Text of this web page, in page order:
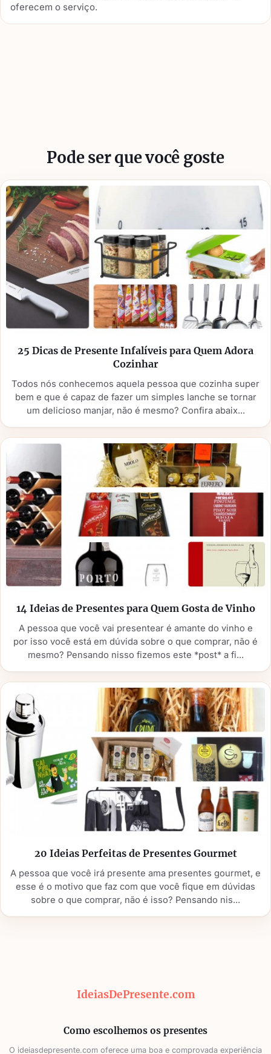
oferecem o serviço.
Pode ser que você goste
25 Dicas de Presente Infalíveis para Quem Adora
Cozinhar
Todos nós conhecemos aquela pessoa que cozinha super
bem e que é capaz de fazer um simples lanche se tornar
um delicioso manjar, não é mesmo? Confira abaix...
14 Ideias de Presentes para Quem Gosta de Vinho
A pessoa que você vai presentear é amante do vinho e
por isso você está em dúvida sobre o que comprar, não é
mesmo? Pensando nisso fizemos este *post* a fi...
20 Ideias Perfeitas de Presentes Gourmet
A pessoa que você irá presente ama presentes gourmet, e
esse é o motivo que faz com que você fique em dúvidas
sobre o que comprar, não é isso? Pensando nis...
IdeiasDePresente.com
Como escolhemos os presentes
O ideiasdepresente.com oferece uma boa e comprovada experiência